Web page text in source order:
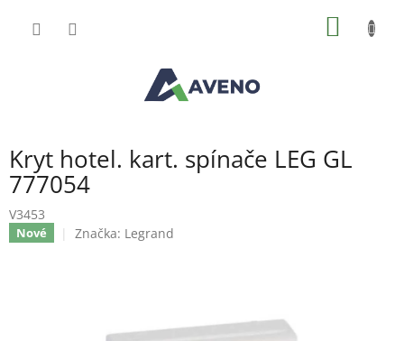
Kryt hotel. kart. spínače LEG GL
777054
V3453
Nové Značka: Legrand